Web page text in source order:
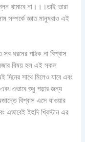
থামাবে না।।।তাই তারা
সম্পর্কে জ্ঞাত মানুষরাও এই
ধরনের পাঠক না বিশ্বাস
বিষয় হল এই সকল
দিনের সাথে মিলেও যাবে এবং
এভাবে শুধু পড়ার জন্য
বিশ্বাস এসে যাওয়ার
এভাবেই ইহুদি খ্রিস্টান এর